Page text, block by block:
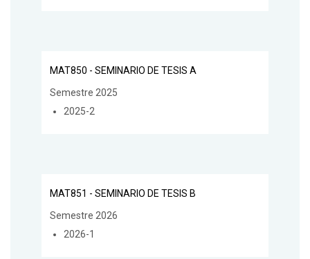
MAT850 - SEMINARIO DE TESIS A
Semestre 2025
2025-2
MAT851 - SEMINARIO DE TESIS B
Semestre 2026
2026-1